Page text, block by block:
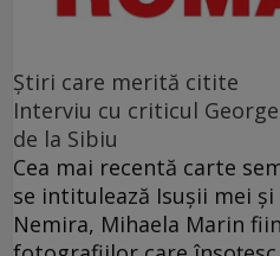
Ştiri care merită citite
Interviu cu criticul
de la Sibiu
Cea mai recentă carte
se intitulează Isuşii mei
Nemira, Mihaela Marin